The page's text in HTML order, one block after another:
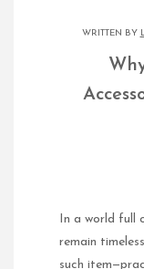
WRITTEN BY
In a world full
remain
such